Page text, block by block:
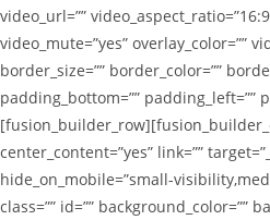
video_url=””
video_mute=”yes” overlay_color=””
border_size=”” border_color=””
padding_bottom=”” padding_left=””
center_content=”yes” link=””
hide_on_mobile=”small-
class=”” id=”” background_color=””